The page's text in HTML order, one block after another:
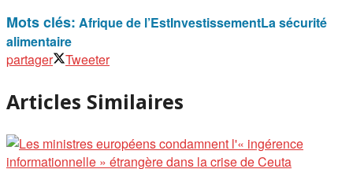
Mots clés: Afrique de l’EstInvestissementLa sécurité
alimentaire
partager
Tweeter
Articles Similaires